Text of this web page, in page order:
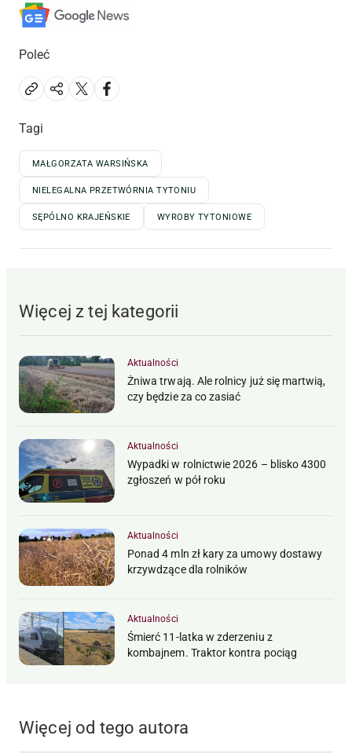
Poleć
Tagi
MAŁGORZATA WARSIŃSKA
NIELEGALNA PRZETWÓRNIA TYTONIU
SĘPÓLNO KRAJEŃSKIE WYROBY TYTONIOWE
Więcej z tej kategorii
Aktualności
Żniwa trwają. Ale rolnicy już się martwią,
czy będzie za co zasiać
Aktualności
Wypadki w rolnictwie 2026 – blisko 4300
zgłoszeń w pół roku
Aktualności
Ponad 4 mln zł kary za umowy dostawy
krzywdzące dla rolników
Aktualności
Śmierć 11-latka w zderzeniu z
kombajnem. Traktor kontra pociąg
Więcej od tego autora